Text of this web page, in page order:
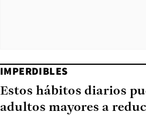
IMPERDIBLES
Estos hábitos diarios
adultos mayores a